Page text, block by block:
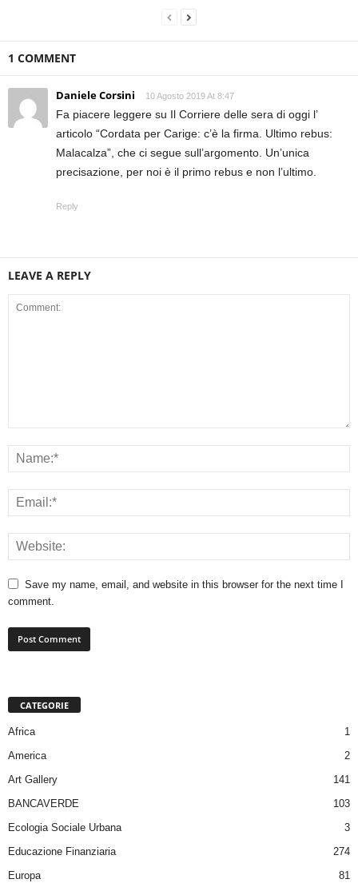
1 COMMENT
Daniele Corsini 10 Agosto 2019 At 8:47
Fa piacere leggere su Il Corriere delle sera di oggi l’
articolo “Cordata per Carige: c’è la firma. Ultimo rebus:
Malacalza”, che ci segue sull’argomento. Un’unica
precisazione, per noi è il primo rebus e non l’ultimo.
Reply
LEAVE A REPLY
Save my name, email, and website in this browser for the next time I
comment.
CATEGORIE
Africa
1
America
2
Art Gallery
141
BANCAVERDE
103
Ecologia Sociale Urbana
3
Educazione Finanziaria
274
Europa
81